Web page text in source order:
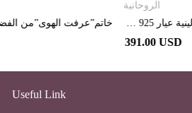
خاتم”عرفت الهوى”من الفضة الاسترلينية عيار 925 مطلي بالبلاديوم
Useful Link